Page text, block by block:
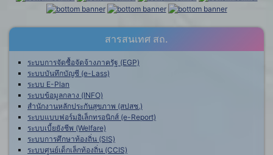
สารสนเทศ สถ.
ระบบการจัดซื้อจัดจ้างภาครัฐ (EGP)
ระบบบันทึกบัญชี (e-Lass)
ระบบ E-Plan
ระบบข้อมูลกลาง (INFO)
สำนักงานหลักประกันสุขภาพ (สปสช.)
ระบบแบบฟอร์มอิเล็กทรอนิกส์ (e-Report)
ระบบเบี้ยยังชีพ (Welfare)
ระบบการศึกษาท้องถิ่น (SIS)
ระบบศูนย์เด็กเล็กท้องถิ่น (CCIS)